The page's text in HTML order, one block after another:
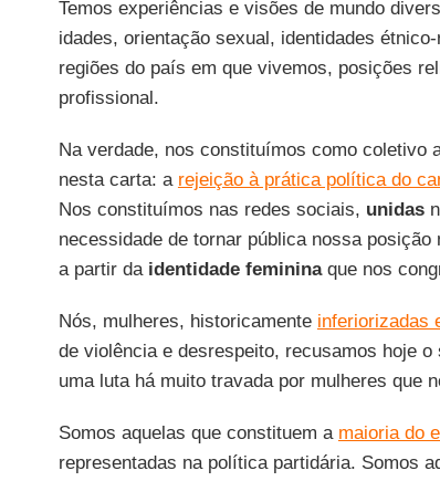
Temos experiências e visões de mundo
idades, orientação sexual, identidades
regiões do país em que vivemos, posições
profissional.
Na verdade, nos constituímos como coletivo
nesta carta: a rejeição à prática política do
Nos constituímos nas redes sociais, unidas
necessidade de tornar pública nossa
a partir da identidade femininaque nos
Nós, mulheres, historicamente inferiorizadas
de violência e desrespeito, recusamos hoje
uma luta há muito travada por mulheres que
Somos aquelas que constituem a maioria do
representadas na política partidária. Somos